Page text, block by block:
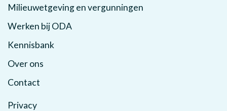
Milieuwetgeving en vergunningen
Werken bij ODA
Kennisbank
Over ons
Contact
Privacy